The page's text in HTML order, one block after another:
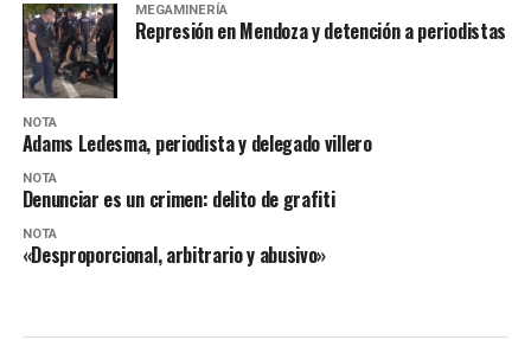
MEGAMINERÍA
Represión en Mendoza y detención a periodistas
NOTA
Adams Ledesma, periodista y delegado villero
NOTA
Denunciar es un crimen: delito de grafiti
NOTA
«Desproporcional, arbitrario y abusivo»